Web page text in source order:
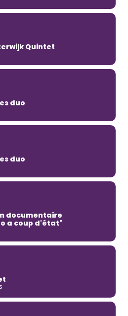
Quintet
duo
duo
documentaire
a coup d'état"